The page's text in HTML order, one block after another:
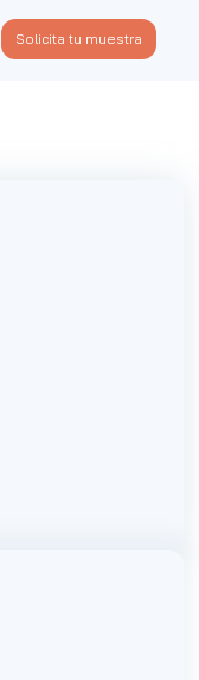
Solicita tu muestra